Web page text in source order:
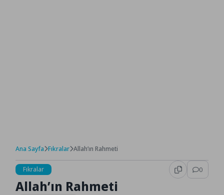
Ana Sayfa Fıkralar Allah’ın Rahmeti
Fıkralar 0
Allah’ın Rahmeti